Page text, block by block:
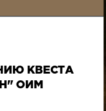
КВЕСТА
ОИМ